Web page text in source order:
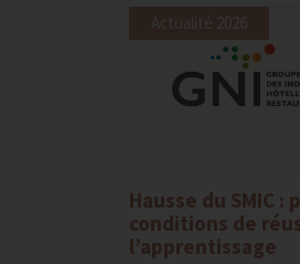
Hausse du SMIC :
conditions de
l’apprentissage
Actualité 2026